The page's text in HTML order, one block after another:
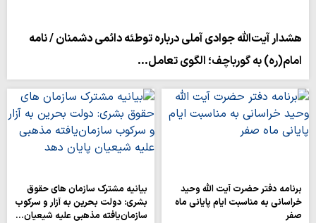
هشدار آیت‌الله جوادی آملی درباره توطئه دائمی دشمنان / نامه
امام(ره) به گورباچف؛ الگوی تعامل…
برنامه دفتر حضرت آیت الله وحید
خراسانی به مناسبت ایام پایانی ماه
صفر
بیانیه مشترک سازمان های حقوق
بشری: دولت بحرین به آزار و سرکوب
سازمان‌یافته مذهبی علیه شیعیان…